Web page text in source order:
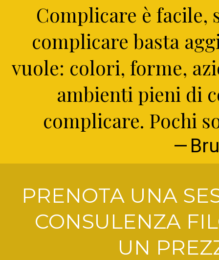
Complicare è facile,
complicare basta
vuole: colori, forme,
ambienti pieni di
complicare. Pochi
PRENOTA UNA
CONSULENZA
UN